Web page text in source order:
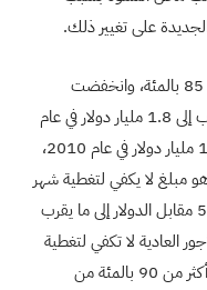
على تغيير ذلك.
انكمش الاقتصاد السوري خلال الحرب بنسبة 85 بالمئة، وانخفضت
الصادرات من 18 مليار دولار سنويًا قبل الحرب إلى 1.8 مليار دولار في عام
2021، وبلغت احتياطيات النقد الأجنبي 18.5 مليار دولار في عام 2010،
مليون دولار، وهو مبلغ لا يكفي لتغطية شهر
من الواردات، وانخفضت الليرة السورية من 50 مقابل الدولار إلى ما يقرب
العادية لا تكفي لتغطية
حتى نفقات المعيشة الأساسية؛ حيث يعيش أكثر من 90 بالمئة من